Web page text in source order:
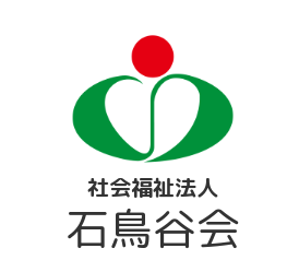
社会福祉法人
石鳥谷会